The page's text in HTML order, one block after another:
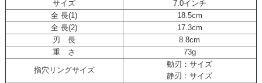
サイズ
7.0インチ
全 長(1)
18.5cm
全 長(2)
17.3cm
刃 長
8.8cm
重 さ
73g
指穴リングサイズ
動刃：サイズ
静刃：サイズ